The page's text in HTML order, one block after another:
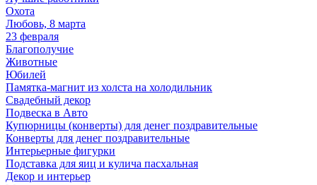
Охота
Любовь, 8 марта
23 февраля
Благополучие
Животные
Юбилей
Памятка-магнит из холста на холодильник
Свадебный декор
Подвеска в Авто
Купюрницы (конверты) для денег поздравительные
Конверты для денег поздравительные
Интерьерные фигурки
Подставка для яиц и кулича пасхальная
Декор и интерьер